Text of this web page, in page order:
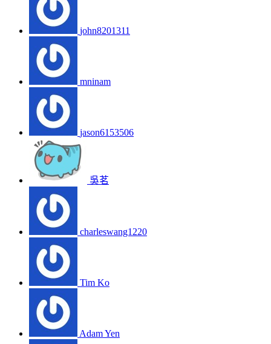
john8201311
mninam
jason6153506
吳茗
charleswang1220
Tim Ko
Adam Yen